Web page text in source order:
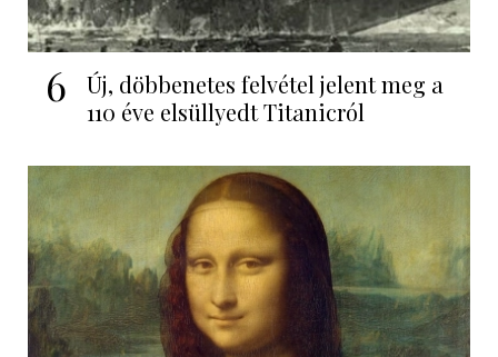
6
Új, döbbenetes felvétel jelent meg a
110 éve elsüllyedt Titanicról